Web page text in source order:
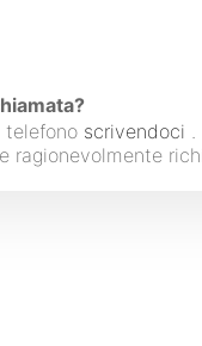
telefono scrivendoci .
ragionevolmente